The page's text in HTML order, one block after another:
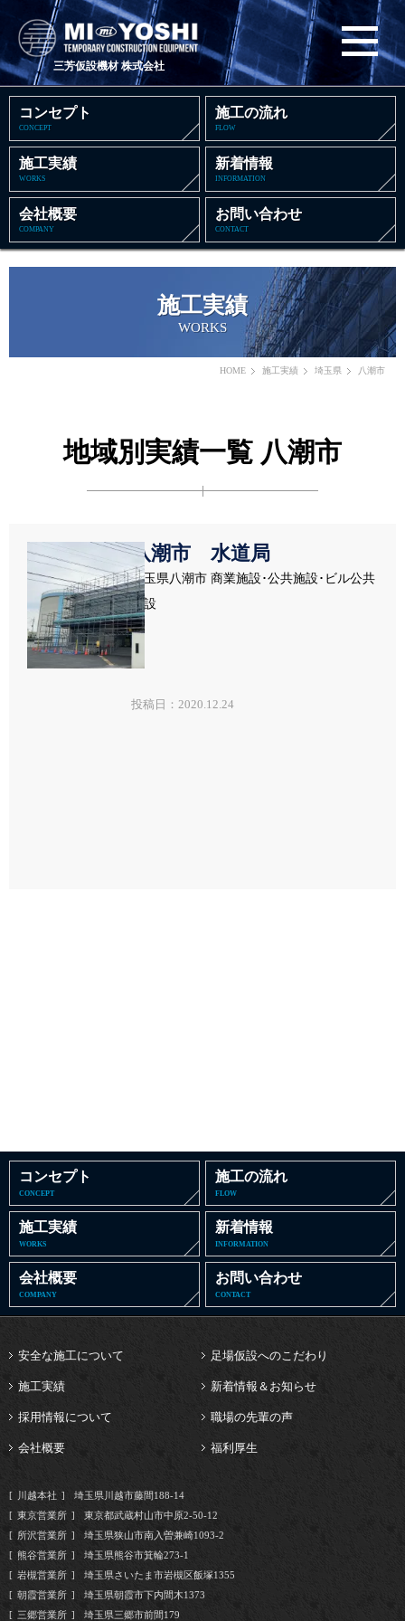
三芳仮設機材 株式会社
コンセプト
CONCEPT
施工の流れ
FLOW
施工実績
WORKS
新着情報
INFORMATION
会社概要
COMPANY
お問い合わせ
CONTACT
施工実績
WORKS
HOME 施工実績 埼玉県 八潮市
地域別実績一覧 八潮市
八潮市 水道局
埼玉県八潮市 商業施設･公共施設･ビル公共
施設
投稿日：2020.12.24
コンセプト
CONCEPT
施工の流れ
FLOW
施工実績
WORKS
新着情報
INFORMATION
会社概要
COMPANY
お問い合わせ
CONTACT
安全な施工について 足場仮設へのこだわり
施工実績 新着情報＆お知らせ
採用情報について 職場の先輩の声
会社概要 福利厚生
川越本社
埼玉県川越市藤間188-14
東京営業所
東京都武蔵村山市中原2-50-12
所沢営業所
埼玉県狭山市南入曽兼崎1093-2
熊谷営業所
埼玉県熊谷市箕輪273-1
岩槻営業所
埼玉県さいたま市岩槻区飯塚1355
朝霞営業所
埼玉県朝霞市下内間木1373
三郷営業所
埼玉県三郷市前間179